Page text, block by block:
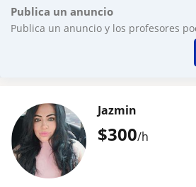
Publica un anuncio
Publica un anuncio y los profesores
$300/h
Jazmin